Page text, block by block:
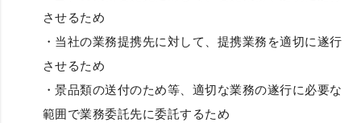
させるため
・当社の業務提携先に対して、提携業務を適切に遂行
させるため
・景品類の送付のため等、適切な業務の遂行に必要な
範囲で業務委託先に委託するため